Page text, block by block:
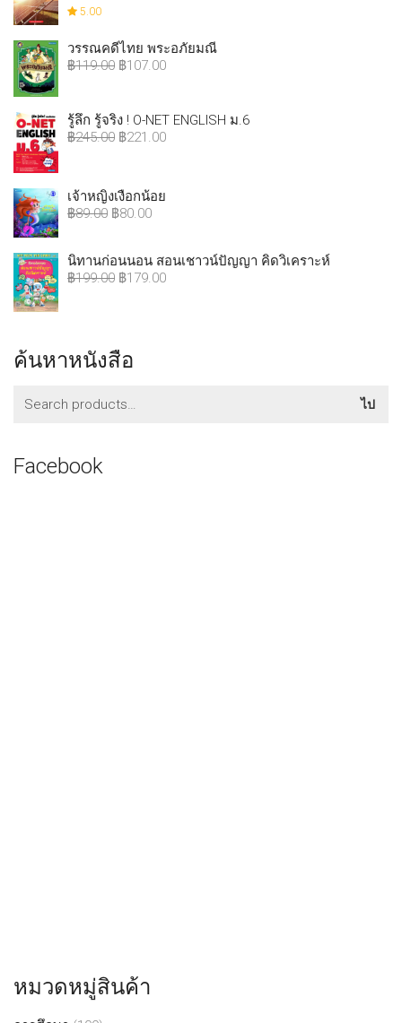
5.00
วรรณคดีไทย พระอภัยมณี
฿119.00 ฿107.00
รู้ลึก รู้จริง ! O-NET ENGLISH ม.6
฿245.00 ฿221.00
เจ้าหญิงเงือกน้อย
฿89.00 ฿80.00
นิทานก่อนนอน สอนเชาวน์ปัญญา คิดวิเคราะห์
฿199.00 ฿179.00
ค้นหาหนังสือ
ไป
Facebook
หมวดหมู่สินค้า